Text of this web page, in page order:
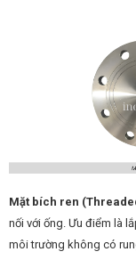
Mặt bích ren
nối với ống. Ưu điểm là
môi trường không có